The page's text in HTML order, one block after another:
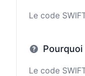
Le code
Le code